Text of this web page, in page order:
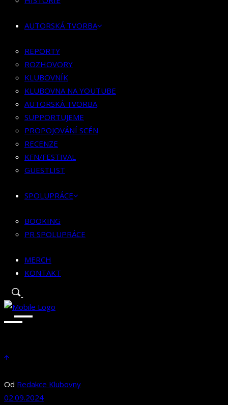
KLUBOVNA NA YOUTUBE
SUPPORTUJEME
PROPOJOVÁNÍ SCÉN
RECENZE
KFN/FESTIVAL
GUESTLIST
SPOLUPRÁCE
BOOKING
PR SPOLUPRÁCE
MERCH
AUTORSKÁ TVORBA
REPORTY
ROZHOVORY
KLUBOVNÍK
KLUBOVNA NA YOUTUBE
AUTORSKÁ TVORBA
SUPPORTUJEME
PROPOJOVÁNÍ SCÉN
RECENZE
KFN/FESTIVAL
GUESTLIST
SPOLUPRÁCE
BOOKING
PR SPOLUPRÁCE
MERCH
KONTAKT
Od Redakce Klubovny
02.09.2024